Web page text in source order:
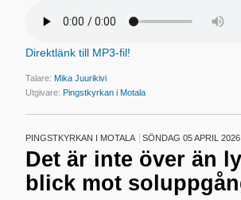
Direktlänk till MP3-fil!
Talare:Mika Juurikivi
Utgivare:Pingstkyrkan i Motala
PINGSTKYRKAN I MOTALA SÖNDAG 05 APRIL 2026
Det är inte över än
blick mot